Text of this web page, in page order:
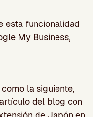
esta funcionalidad
My Business,
la siguiente,
del blog con
de Japón en